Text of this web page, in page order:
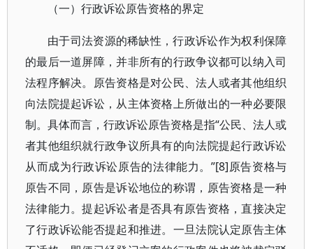
（一）行政诉讼原告资格的界定
由于司法资源的稀缺性，行政诉讼作为权利保障
的最后一道屏障，并非所有的行政争议都可以纳入司
法程序解决。原告资格是对公民、法人或者其他组织
向法院提起诉讼，从主体资格上所做出的一种必要限
制。具体而言，行政诉讼原告资格是指“公民、法人或
者其他组织就行政争议所具有的向法院提起行政诉讼
从而成为行政诉讼原告的法律能力。”[8]原告资格与
原告不同，原告是诉讼地位的称谓，原告资格是一种
法律能力。提起诉讼者是否具有原告资格，直接决定
了行政诉讼能否提起和推进。一旦法院认定原告主体